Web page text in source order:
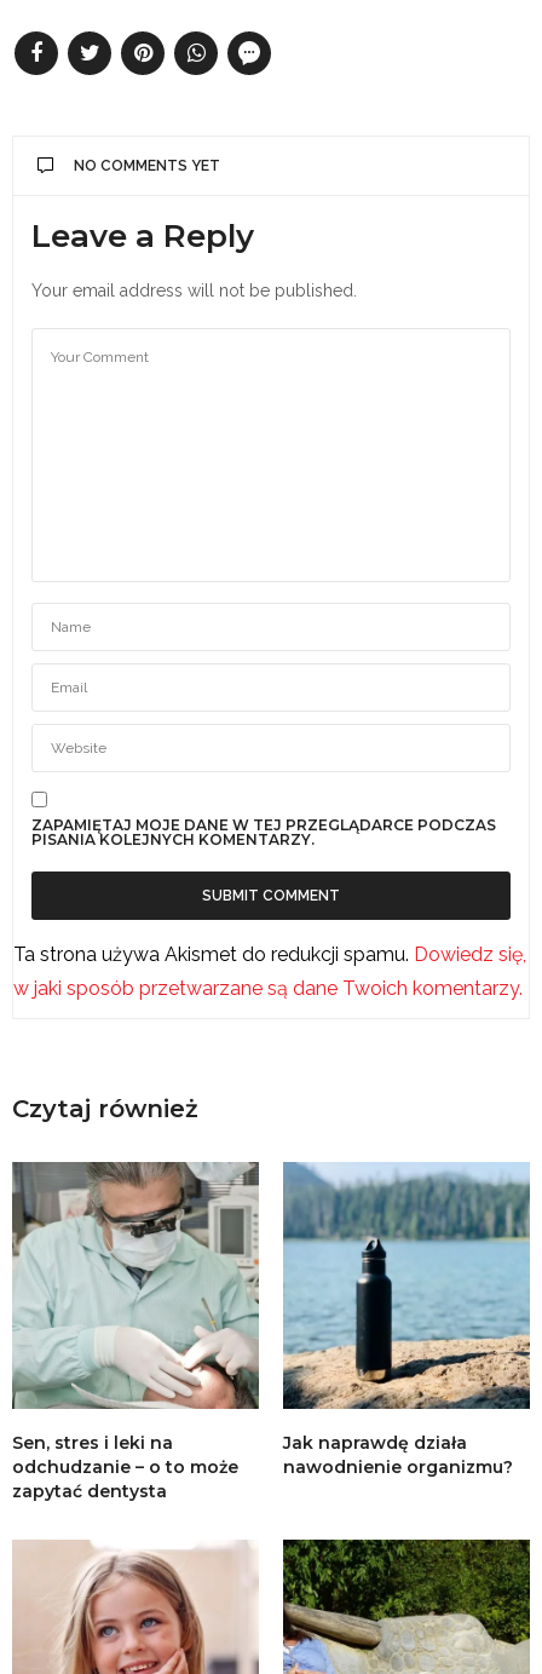
NO COMMENTS YET
Leave a Reply
Your email address will not be published.
ZAPAMIĘTAJ MOJE DANE W TEJ PRZEGLĄDARCE PODCZAS
PISANIA KOLEJNYCH KOMENTARZY.
Ta strona używa Akismet do redukcji spamu. Dowiedz się,
w jaki sposób przetwarzane są dane Twoich komentarzy.
Czytaj również
Sen, stres i leki na
odchudzanie – o to może
zapytać dentysta
Jak naprawdę działa
nawodnienie organizmu?